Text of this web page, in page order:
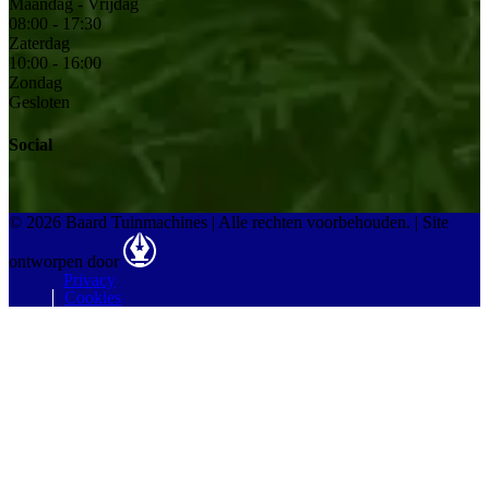
08:00 - 17:30
Zaterdag
10:00 - 16:00
Zondag
Gesloten
Social
© 2026 Baard Tuinmachines | Alle rechten voorbehouden. | Site
ontworpen door
Privacy
Cookies